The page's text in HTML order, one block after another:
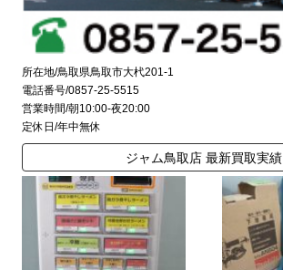
所在地/鳥取県鳥取市大杙201-1
電話番号/0857-25-5515
営業時間/朝10:00-夜20:00
定休日/年中無休
ジャム鳥取店 最新買取実績